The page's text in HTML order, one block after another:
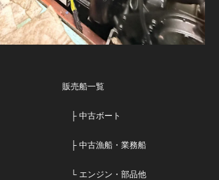
販売船一覧
├ 中古ボート
├ 中古漁船・業務船
└ エンジン・部品他